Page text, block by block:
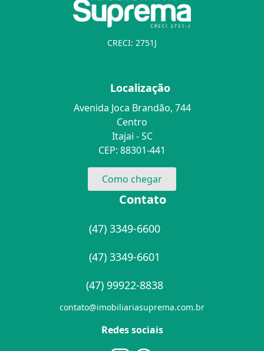
CRECI: 2751J
Localização
Avenida Joca Brandão, 744
Centro
Itajai - SC
CEP: 88301-441
Como chegar
Contato
(47) 3349-6600
(47) 3349-6601
(47) 99922-8838
contato@imobiliariasuprema.com.br
Redes sociais